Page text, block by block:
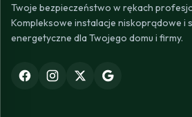
Twoje bezpieczeństwo w rękach
Kompleksowe instalacje niskoprądowe i
energetyczne dla Twojego domu i firmy.